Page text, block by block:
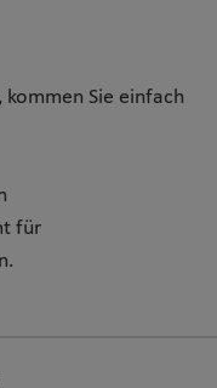
Sie einfach
für